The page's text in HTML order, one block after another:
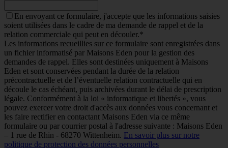
En envoyant ce formulaire, j'accepte que les informations saisies
soient utilisées dans le cadre de ma demande de rappel et de la
relation commerciale qui peut en découler.*
Les informations recueillies sur ce formulaire sont enregistrées dans
un fichier informatisé par Maisons Eden pour la gestion des
demandes de rappel. Elles sont destinées uniquement à Maisons
Eden et sont conservées pendant la durée de la relation
précontractuelle et de l’éventuelle relation contractuelle qui en
découle le cas échéant, puis archivées durant le délai de prescription
légale. Conformément à la loi « informatique et libertés », vous
pouvez exercer votre droit d'accès aux données vous concernant et
les faire rectifier en contactant Maisons Eden via ce même
formulaire ou par courrier postal à l'adresse suivante : Maisons Eden
– 1 rue de Rhin - 68270 Wittenheim. En savoir plus sur notre
politique de protection des données personnelles